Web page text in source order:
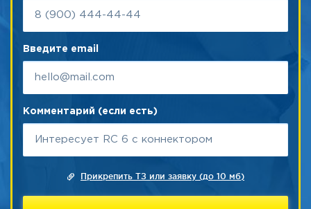
Введите email
Комментарий (если есть)
Прикрепить ТЗ или заявку (до 10 мб)